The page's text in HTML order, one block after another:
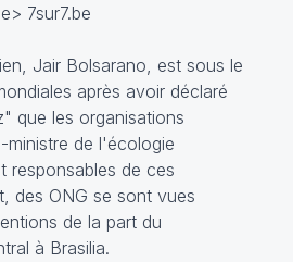
7sur7.be
Jair Bolsarano, est sous le
après avoir déclaré
que les organisations
de l'écologie
responsables de ces
des ONG se sont vues
de la part du
à Brasilia.